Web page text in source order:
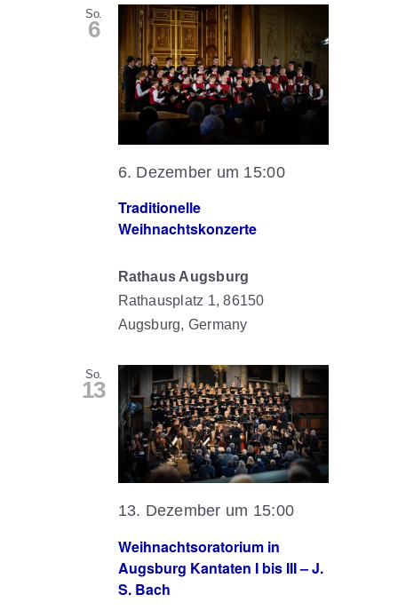
So.
6
Traditionelle
Weihnachtskonzerte
6. Dezember um 15:00
Rathaus Augsburg
Rathausplatz 1, 86150
Augsburg, Germany
So.
13
Weihnachtsoratorium in
Augsburg Kantaten I bis III – J.
S. Bach
13. Dezember um 15:00